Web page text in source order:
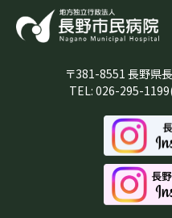
〒381-8551 長野県
TEL: 026-295-1199